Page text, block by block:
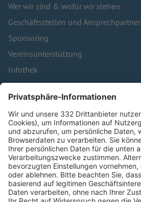
Wer wir sind & wofür wir stehen
Geschäftsstellen und Ansprechpartner
Sponsoring
Vereinsunterstützung
Infothek
Kontakt
HÄUFIG BESUCHTE SEITEN
Pässe und Vereinswechsel
Trainerausbildung
Schulungsangebot Vereinsmitarbeiter
BFV-Geschäftsstellen
Trainerbörse